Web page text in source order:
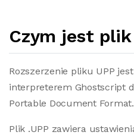
Czym jest plik
Rozszerzenie pliku UPP
interpreterem Ghostscript
Portable Document Format.
Plik .UPP zawiera